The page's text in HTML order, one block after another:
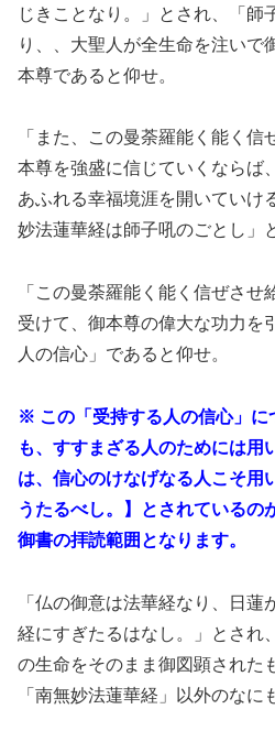
じきことなり。」とされ、「師
り、、大聖人が全生命を注いで
本尊であると仰せ。
「また、この曼荼羅能く能く
本尊を強盛に信じていくならば
あふれる幸福境涯を開いていけ
妙法蓮華経は師子吼のごとし」
「この曼荼羅能く能く信ぜさ
受けて、御本尊の偉大な功力を
人の信心」であると仰せ。
※ この「受持する人の信心」に
も、すすまざる人のためには用
は、信心のけなげなる人こそ用
うたるべし。】とされているの
御書の拝読範囲となります。
「仏の御意は法華経なり、日
経にすぎたるはなし。」とされ
の生命をそのまま御図顕された
「南無妙法蓮華経」以外のなに